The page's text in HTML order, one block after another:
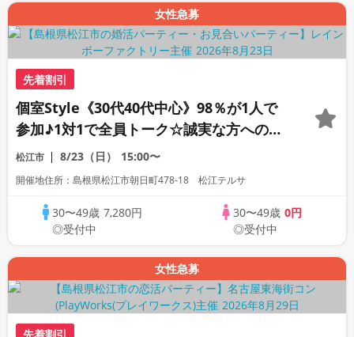
女性急募
先着割引
個室Style《30代40代中心》98％が1人で
参加♪1対1で全員トーク☆誠実な方への婚
活パーティー
松江市 8/23（日） 15:00〜
開催地住所：島根県松江市朝日町478-18 松江テルサ
30〜49歳 7,280円
◎受付中
30〜49歳 0円
◎受付中
女性急募
先着割引